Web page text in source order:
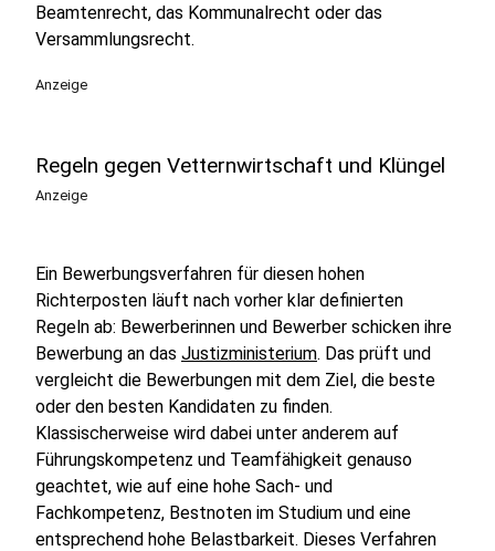
Beamtenrecht, das Kommunalrecht oder das
Versammlungsrecht.
Anzeige
Regeln gegen Vetternwirtschaft und Klüngel
Anzeige
Ein Bewerbungsverfahren für diesen hohen
Richterposten läuft nach vorher klar definierten
Regeln ab: Bewerberinnen und Bewerber schicken ihre
Bewerbung an das Justizministerium. Das prüft und
vergleicht die Bewerbungen mit dem Ziel, die beste
oder den besten Kandidaten zu finden.
Klassischerweise wird dabei unter anderem auf
Führungskompetenz und Teamfähigkeit genauso
geachtet, wie auf eine hohe Sach- und
Fachkompetenz, Bestnoten im Studium und eine
entsprechend hohe Belastbarkeit. Dieses Verfahren